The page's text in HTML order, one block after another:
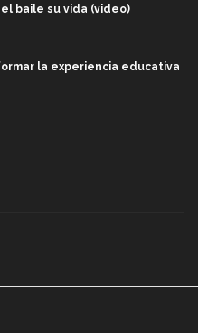
baile su vida (video)
la experiencia educativa